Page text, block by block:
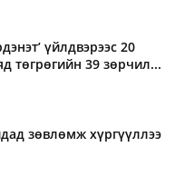
үйлдвэрээс 20
төгрөгийн 39 зөрчил...
зөвлөмж хүргүүллээ